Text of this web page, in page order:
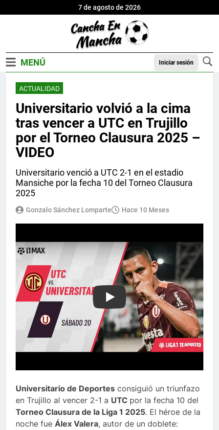
7 de agosto de 2026
Iniciar sesión
ACTUALIDAD
Universitario volvió a la cima
tras vencer a UTC en Trujillo
por el Torneo Clausura 2025 –
VIDEO
Universitario venció a UTC 2-1 en el estadio
Mansiche por la fecha 10 del Torneo Clausura
2025
Gonzalo Sánchez Lomparte Hace 10 Meses
Play
Universitario de Deportes consiguió un triunfazo
en Trujillo al vencer 2-1 a UTC por la fecha 10 del
Torneo Clausura de la Liga 1 2025. El héroe de la
noche fue Álex Valera, autor de un doblete: